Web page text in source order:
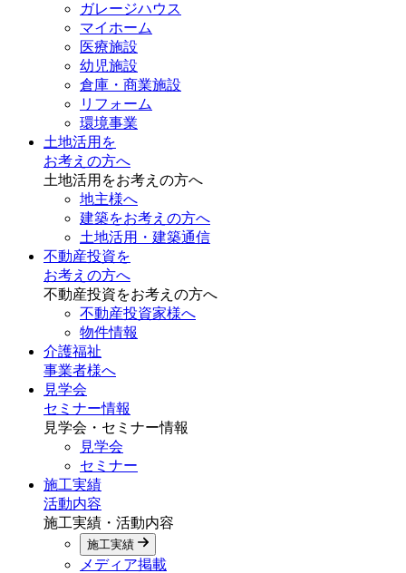
ガレージハウス
マイホーム
医療施設
幼児施設
倉庫・商業施設
リフォーム
環境事業
土地活用を
お考えの方へ
土地活用をお考えの方へ
地主様へ
建築をお考えの方へ
土地活用・建築通信
不動産投資を
お考えの方へ
不動産投資をお考えの方へ
不動産投資家様へ
物件情報
介護福祉
事業者様へ
見学会
セミナー情報
見学会・セミナー情報
見学会
セミナー
施工実績
活動内容
施工実績・活動内容
施工実績
メディア掲載